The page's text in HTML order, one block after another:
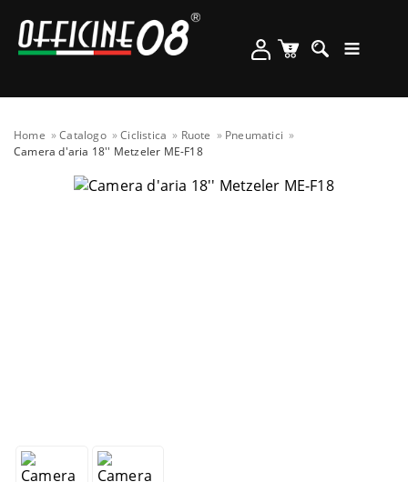
Home Catalogo Ciclistica Ruote
Pneumatici
Camera d'aria 18'' Metzeler ME-F18